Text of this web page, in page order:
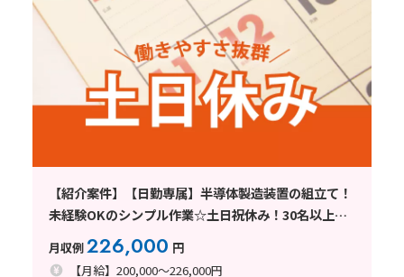
【紹介案件】【日勤専属】半導体製造装置の組立て！
未経験OKのシンプル作業☆土日祝休み！30名以上大
月収例226,000 円
【月給】200,000～226,000円